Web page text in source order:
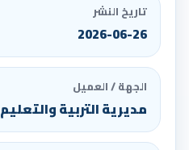
تاريخ النشر
2026-06-26
الجهة / العميل
مديرية التربية والتعليم